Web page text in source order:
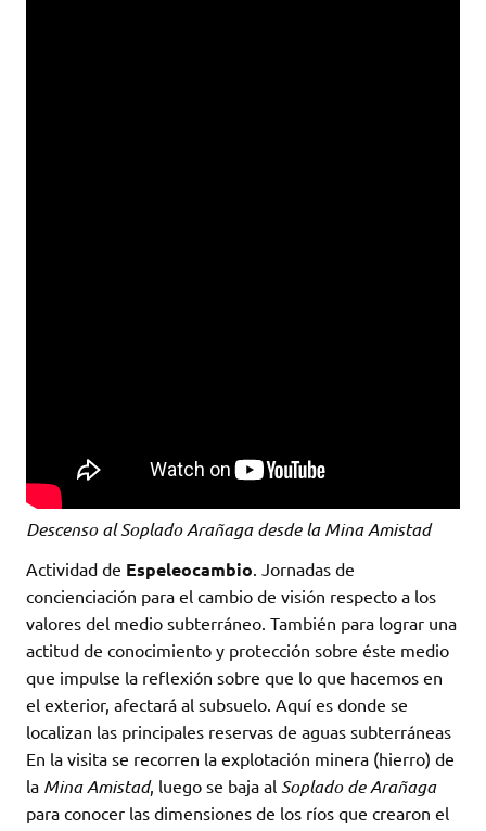
Descenso al Soplado Arañaga desde la Mina Amistad
Actividad de Espeleocambio. Jornadas de
concienciación para el cambio de visión respecto a los
valores del medio subterráneo. También para lograr una
actitud de conocimiento y protección sobre éste medio
que impulse la reflexión sobre que lo que hacemos en
el exterior, afectará al subsuelo. Aquí es donde se
localizan las principales reservas de aguas subterráneas
En la visita se recorren la explotación minera (hierro) de
la Mina Amistad, luego se baja al Soplado de Arañaga
para conocer las dimensiones de los ríos que crearon el